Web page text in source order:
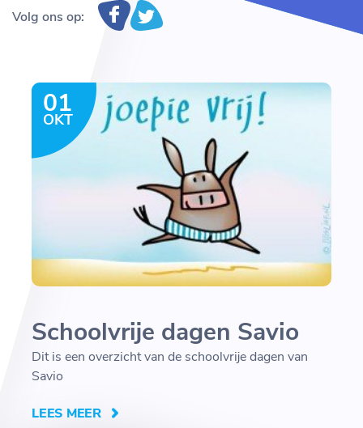
Volg ons op:
01
OKT
Schoolvrije dagen Savio
Dit is een overzicht van de schoolvrije dagen van
Savio
LEES MEER